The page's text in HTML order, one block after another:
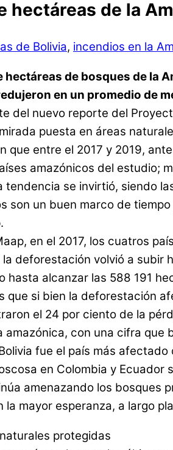
hectáreas de la
de Bolivia, incendios en la
hectáreas de bosques de la
en un promedio de
del nuevo reporte del
puesta en áreas
que entre el 2017 y 2019,
amazónicos del estudio;
tendencia se invirtió, siendo
son un buen marco de
en el 2017, los cuatros
deforestación volvió a
hasta alcanzar las 588 191
que si bien la deforestación
el 24 por ciento de la
con una cifra que
fue el país más
en Colombia y
amenazando los bosques
mayor esperanza, a largo
protegidas